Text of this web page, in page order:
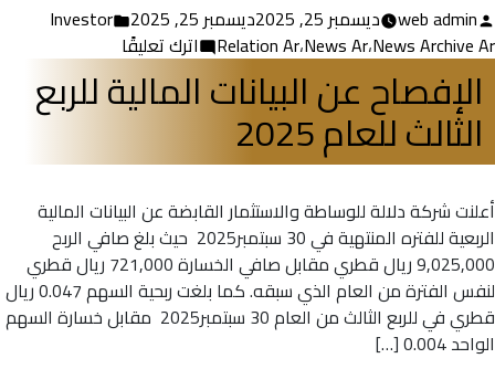
تمّ
النشر
بواسطة
web admin ديسمبر 25, 2025 ديسمبر 25, 2025
نُشر
Investor
Relation Ar،News Ar،News Archive Ar اترك تعليقًا
اجتماع
مجلس
الإفصاح عن البيانات المالية للربع
الثالث للعام 2025
أعلنت شركة دلالة للوساطة والاستثمار القابضة عن البيانات المالية
الربعية للفتره المنتهية في ‏30 سبتمبر‎ 2025 حيث بلغ صافي الربح
9,025,000 ريال قطري مقابل صافي الخسارة 721,000 ريال قطري
لنفس الفترة من العام الذي سبقه. كما بلغت ربحية السهم 0.047 ريال
قطري في للربع الثالث من العام ‏30 سبتمبر‎ 2025 مقابل خسارة السهم
الواحد 0.004 […]